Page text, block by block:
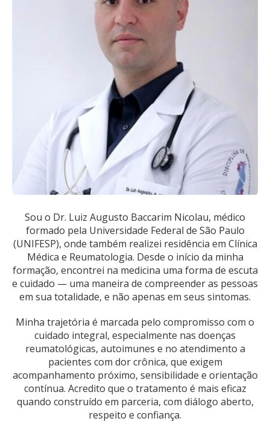
Sou o Dr. Luiz Augusto Baccarim Nicolau, médico
formado pela Universidade Federal de São Paulo
(UNIFESP), onde também realizei residência em Clínica
Médica e Reumatologia. Desde o início da minha
formação, encontrei na medicina uma forma de escuta
e cuidado — uma maneira de compreender as pessoas
em sua totalidade, e não apenas em seus sintomas.
Minha trajetória é marcada pelo compromisso com o
cuidado integral, especialmente nas doenças
reumatológicas, autoimunes e no atendimento a
pacientes com dor crônica, que exigem
acompanhamento próximo, sensibilidade e orientação
contínua. Acredito que o tratamento é mais eficaz
quando construído em parceria, com diálogo aberto,
respeito e confiança.